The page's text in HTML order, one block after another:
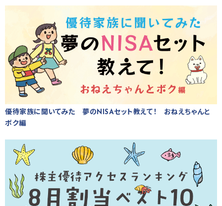
優待家族に聞いてみた 夢のNISAセット教えて！ おねえちゃんと
ボク編